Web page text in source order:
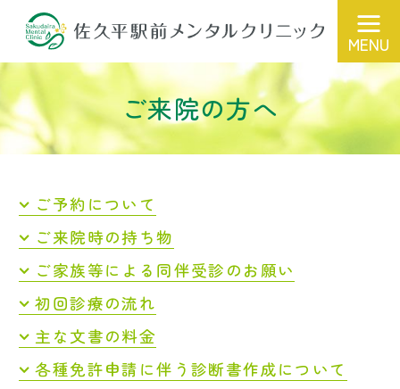
ご来院の方へ
ご予約について
ご来院時の持ち物
ご家族等による同伴受診のお願い
初回診療の流れ
主な文書の料金
各種免許申請に伴う診断書作成について